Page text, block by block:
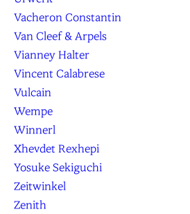
Vacheron Constantin
Van Cleef & Arpels
Vianney Halter
Vincent Calabrese
Vulcain
Wempe
Winnerl
Xhevdet Rexhepi
Yosuke Sekiguchi
Zeitwinkel
Zenith